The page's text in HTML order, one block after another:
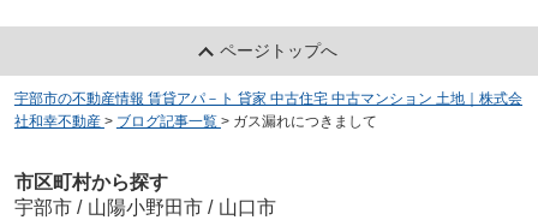
ページトップへ
宇部市の不動産情報 賃貸アパ－ト 貸家 中古住宅 中古マンション 土地｜株式会
社和幸不動産 > ブログ記事一覧 > ガス漏れにつきまして
市区町村から探す
宇部市 / 山陽小野田市 / 山口市